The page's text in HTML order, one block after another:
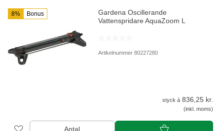
8% Bonus
Gardena Oscillerande
Vattenspridare AquaZoom L
Artikelnummer 80227280
styck á 836,25 kr.
(inkl. moms)
Antal